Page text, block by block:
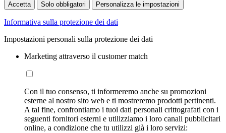
Accetta Solo obbligatori Personalizza le impostazioni
Informativa sulla protezione dei dati
Impostazioni personali sulla protezione dei dati
Marketing attraverso il customer match
Con il tuo consenso, ti informeremo anche su promozioni
esterne al nostro sito web e ti mostreremo prodotti pertinenti.
A tal fine, confrontiamo i tuoi dati personali crittografati con i
seguenti fornitori esterni e utilizziamo i loro canali pubblicitari
online, a condizione che tu utilizzi già i loro servizi: